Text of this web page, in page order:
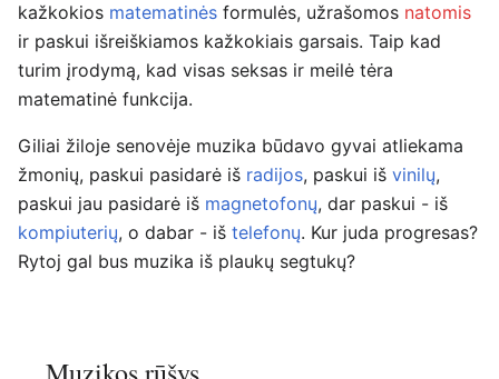
kažkokios matematinės formulės, užrašomos natomis
ir paskui išreiškiamos kažkokiais garsais. Taip kad
turim įrodymą, kad visas seksas ir meilė tėra
matematinė funkcija.
Giliai žiloje senovėje muzika būdavo gyvai atliekama
žmonių, paskui pasidarė iš radijos, paskui iš vinilų,
paskui jau pasidarė iš magnetofonų, dar paskui - iš
kompiuterių, o dabar - iš telefonų. Kur juda progresas?
Rytoj gal bus muzika iš plaukų segtukų?